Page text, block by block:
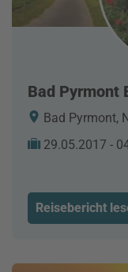
Bad Pyrmont
Bad Pyrmont,
29.05.2017 -
Reisebericht